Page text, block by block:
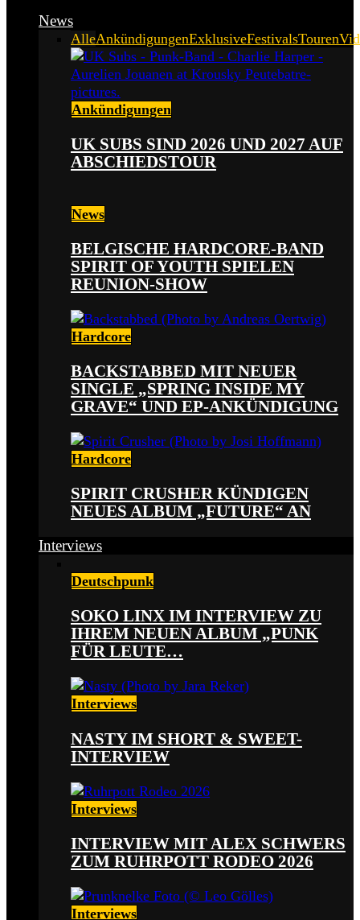
News
AlleAnkündigungenExklusiveFestivalsTouren
Ankündigungen
UK SUBS SIND 2026 UND 2027 AUF
ABSCHIEDSTOUR
News
BELGISCHE HARDCORE-BAND
SPIRIT OF YOUTH SPIELEN
REUNION-SHOW
Hardcore
BACKSTABBED MIT NEUER
SINGLE „SPRING INSIDE MY
GRAVE“ UND EP-ANKÜNDIGUNG
Hardcore
SPIRIT CRUSHER KÜNDIGEN
NEUES ALBUM „FUTURE“ AN
Interviews
Deutschpunk
SOKO LINX IM INTERVIEW ZU
IHREM NEUEN ALBUM „PUNK
FÜR LEUTE…
Interviews
NASTY IM SHORT & SWEET-
INTERVIEW
Interviews
INTERVIEW MIT ALEX SCHWERS
ZUM RUHRPOTT RODEO 2026
Interviews